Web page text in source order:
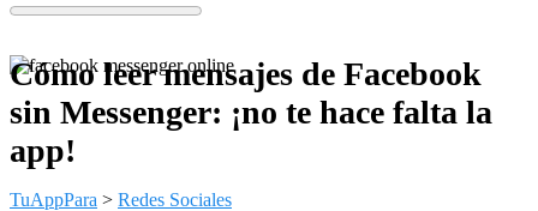
Cómo leer mensajes de Facebook
sin Messenger: ¡no te hace falta la
app!
TuAppPara > Redes Sociales